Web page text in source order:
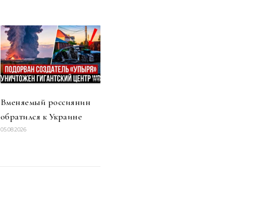
Вменяемый россиянин
обратился к Украине
05.08.2026